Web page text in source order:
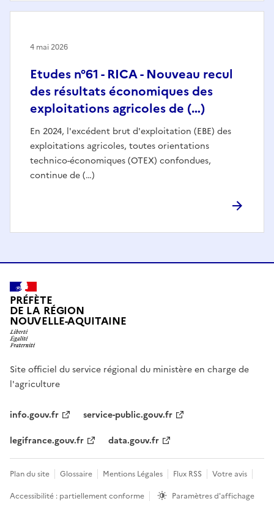
Etudes n°61 - RICA - Nouveau recul
des résultats économiques des
exploitations agricoles de (…)
En 2024, l'excédent brut d'exploitation (EBE) des
exploitations agricoles, toutes orientations
technico-économiques (OTEX) confondues,
continue de (…)
4 mai 2026
PRÉFÈTE
DE LA RÉGION
NOUVELLE-AQUITAINE
Site officiel du service régional du ministère en charge de
l'agriculture
info.gouv.fr
service-public.gouv.fr
legifrance.gouv.fr
data.gouv.fr
Plan du site Glossaire Mentions Légales Flux RSS
Votre avis
Accessibilité : partiellement conforme
Paramètres d'affichage